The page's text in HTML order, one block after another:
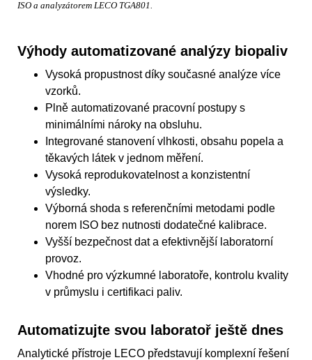
ISO a analyzátorem LECO TGA801.
Výhody automatizované analýzy biopaliv
Vysoká propustnost díky současné analýze více
vzorků.
Plně automatizované pracovní postupy s
minimálními nároky na obsluhu.
Integrované stanovení vlhkosti, obsahu popela a
těkavých látek v jednom měření.
Vysoká reprodukovatelnost a konzistentní
výsledky.
Výborná shoda s referenčními metodami podle
norem ISO bez nutnosti dodatečné kalibrace.
Vyšší bezpečnost dat a efektivnější laboratorní
provoz.
Vhodné pro výzkumné laboratoře, kontrolu kvality
v průmyslu i certifikaci paliv.
Automatizujte svou laboratoř ještě dnes
Analytické přístroje LECO představují komplexní řešení